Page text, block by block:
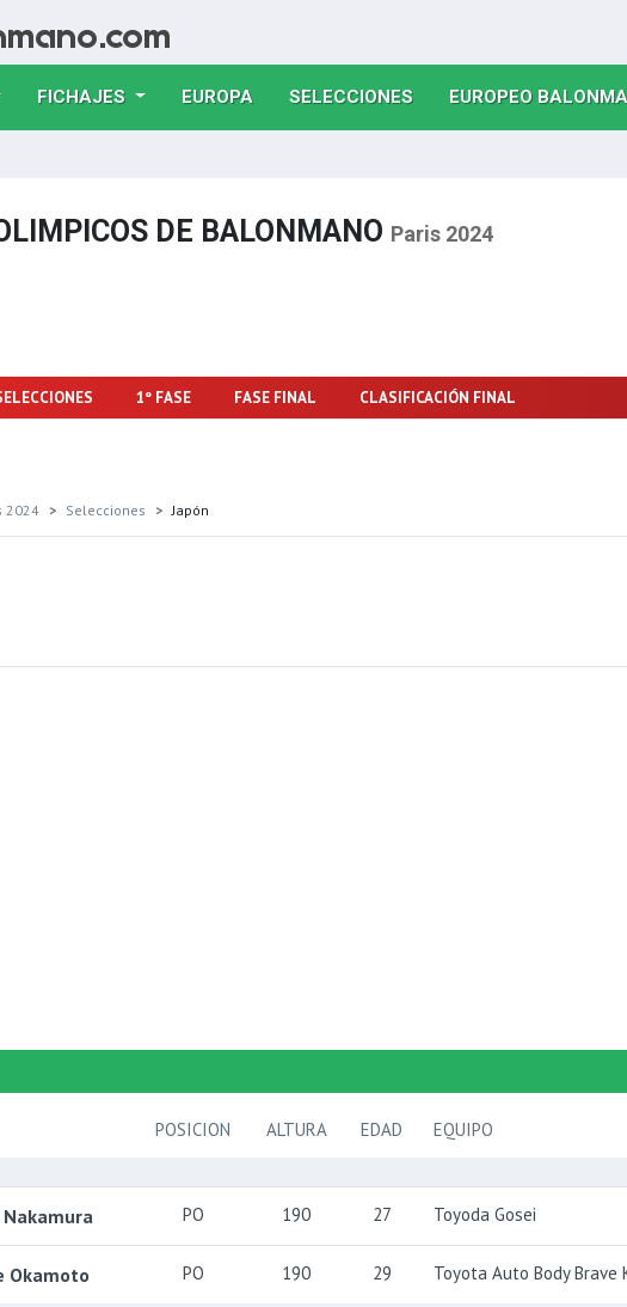
FICHAJES EUROPA(CURRENT)
SELECCIONES(CURRENT)
EUROPEO
DE BALONMANO Paris 2024
1º FASE FASE FINAL CLASIFICACIÓN FINAL
2024 Selecciones Japón
POSICION ALTURA EDAD EQUIPO
PO 190 27 Toyoda Gosei
Okamoto PO 190 29 Toyota Auto Body Brave